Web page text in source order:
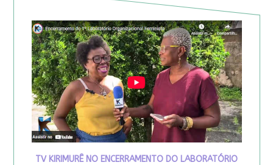
TV KIRIMURÊ NO ENCERRAMENTO DO LABORATÓRIO